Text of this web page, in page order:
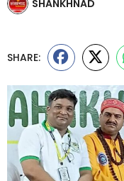
SHANKHNAD
SHARE: